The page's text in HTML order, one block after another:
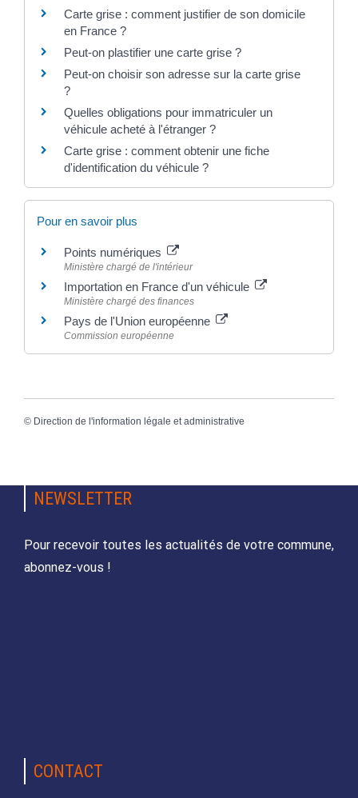
Carte grise : comment justifier de son domicile
en France ?
Peut-on plastifier une carte grise ?
Peut-on choisir son adresse sur la carte grise
?
Quelles obligations pour immatriculer un
véhicule acheté à l'étranger ?
Carte grise : comment obtenir une fiche
d'identification du véhicule ?
Pour en savoir plus
Points numériques
Ministère chargé de l'intérieur
Importation en France d'un véhicule
Ministère chargé des finances
Pays de l'Union européenne
Commission européenne
© Direction de l'information légale et administrative
NEWSLETTER
Pour recevoir toutes les actualités de votre commune,
abonnez-vous !
CONTACT